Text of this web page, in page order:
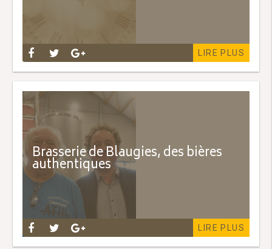
LIRE PLUS
Brasserie de Blaugies, des bières
authentiques
LIRE PLUS